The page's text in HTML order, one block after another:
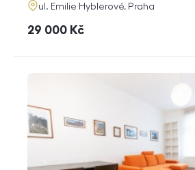
adresa
ul. Emilie Hyblerové, Praha
cena
29 000 Kč